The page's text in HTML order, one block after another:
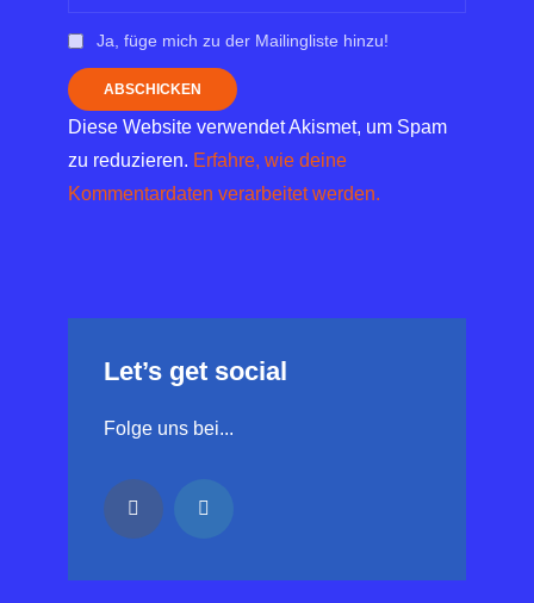
Ja, füge mich zu der Mailingliste hinzu!
Diese Website verwendet Akismet, um Spam
zu reduzieren. Erfahre, wie deine
Kommentardaten verarbeitet werden.
Let’s get social
Folge uns bei...